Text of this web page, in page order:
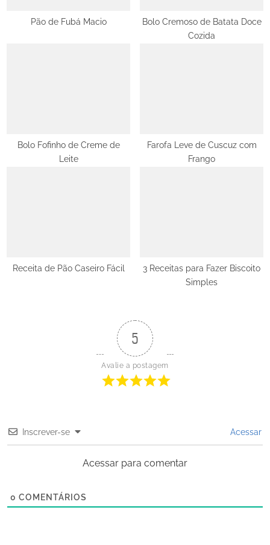
Pão de Fubá Macio
Bolo Cremoso de Batata Doce
Cozida
Bolo Fofinho de Creme de
Leite
Farofa Leve de Cuscuz com
Frango
Receita de Pão Caseiro Fácil
3 Receitas para Fazer Biscoito
Simples
5
Avalie a postagem
Inscrever-se Acessar
Acessar para comentar
0 COMENTÁRIOS